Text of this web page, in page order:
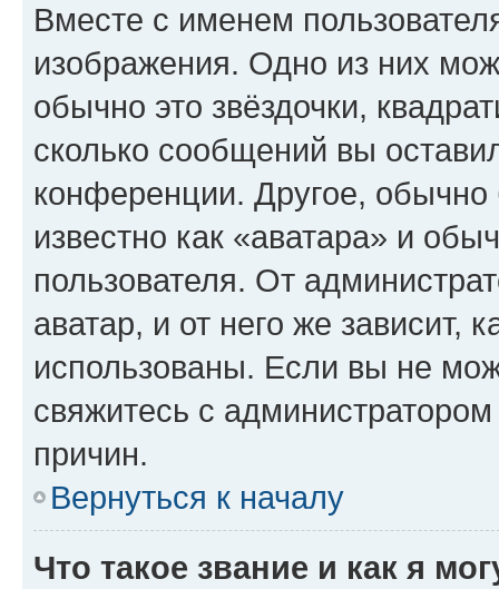
Вместе с именем
изображения. Одно из них
обычно это звёздочки,
сколько сообщений вы
конференции. Другое,
известно как «аватара» и
пользователя. От
аватар, и от него же зависит,
использованы. Если вы не
свяжитесь с
причин.
Вернуться к началу
Что такое звание и как я